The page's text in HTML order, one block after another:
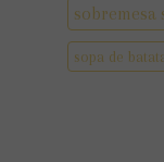
sobremesa
sopa de